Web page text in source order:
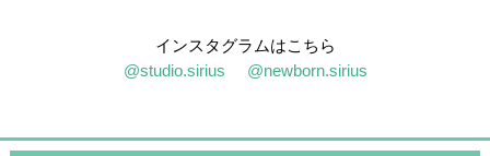
インスタグラムはこちら
@studio.sirius
@newborn.sirius